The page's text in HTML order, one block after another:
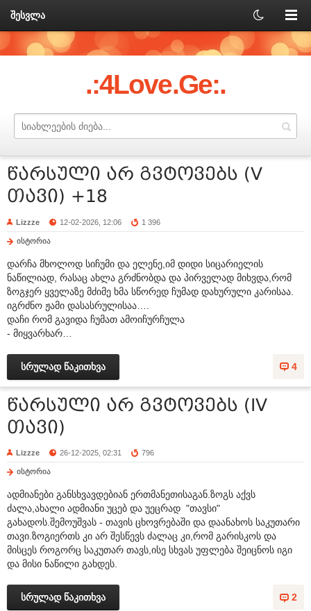
შესვლა
.:4Love.Ge:.
წარსული არ გვტოვებს (V
თავი) +18
Lizzze 12-02-2026, 12:06 1 396
ისტორია
დარჩა მხოლოდ სიჩუმი და ელენე,იმ დიდი სიცარიელის
ნაწილიად, რასაც ახლა გრძნობდა და პირველად მიხვდა,რომ
ზოგჯერ ყველაზე მძიმე ხმა სწორედ ჩუმად დახურული კარისაა.
იგრძნო ჟამი დასასრულისაა….
დაჩი რომ გავიდა ჩუმათ ამოიჩურჩულა
- მიყვარხარ…
4
სრულად წაკითხვა
წარსული არ გვტოვებს (IV
თავი)
Lizzze 26-12-2025, 02:31 796
ისტორია
ადმიანები განსხვავდებიან ერთმანეთისაგან.ზოგს აქვს
ძალა,ახალი ადმიანი უცებ და უეცრად "თავსი"
გახადოს.შემოუშვას - თავის ცხოვრებაში და დაანახოს საკუთარი
თავი.ზოგიერთს კი არ შესწევს ძალაც კი,რომ გარისკოს და
მისცეს როგორც საკუთარ თავს,ისე სხვას უფლება შეიცნოს იგი
და მისი ნაწილი გახდეს.
2
სრულად წაკითხვა